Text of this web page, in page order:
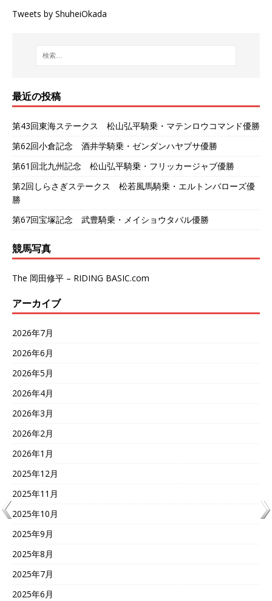
Tweets by ShuheiOkada
最近の投稿
第43回東海ステークス 松山弘平騎乗・マテンロウコマンド優勝
第62回小倉記念 酒井学騎乗・ゼンダンハヤブサ優勝
第61回北九州記念 松山弘平騎乗・フリッカージャブ優勝
第2回しらさぎステークス 松若風馬騎乗・エルトンバローズ優
勝
第67回宝塚記念 武豊騎乗・メイショウタバル優勝
競馬写真
The 岡田修平 – RIDING BASIC.com
アーカイブ
2026年7月
2026年6月
2026年5月
2026年4月
2026年3月
2026年2月
2026年1月
2025年12月
2025年11月
2025年10月
2025年9月
2025年8月
2025年7月
2025年6月